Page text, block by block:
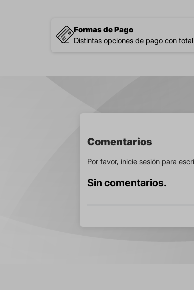
Formas de Pago
Distintas opciones de pago con
Comentarios
Por favor, inicie sesión para
Sin comentarios.